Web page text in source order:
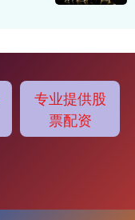
专业提供股
票配资